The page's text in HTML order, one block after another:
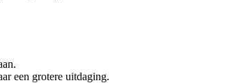
een grotere uitdaging.